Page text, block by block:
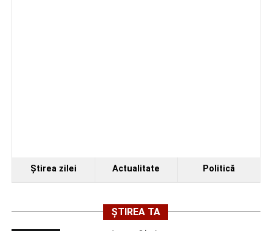
Ştirea zilei Actualitate Politică
ȘTIREA TA